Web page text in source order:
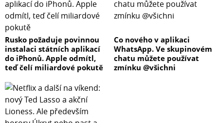
Rusko požaduje povinnou
instalaci státních aplikací
do iPhonů. Apple odmítl,
teď čelí miliardové pokutě
Co nového v aplikaci
WhatsApp. Ve skupinovém
chatu můžete používat
zmínku @všichni